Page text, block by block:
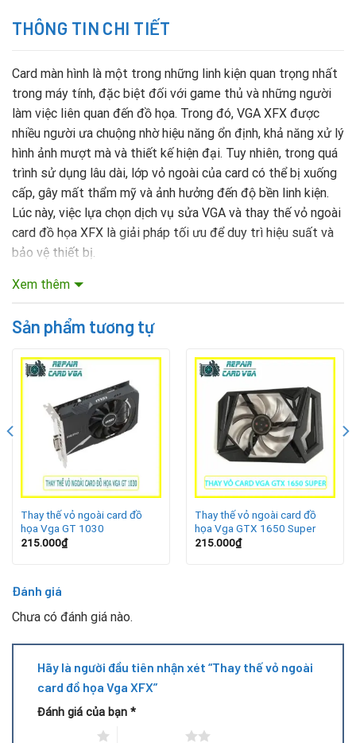
THÔNG TIN CHI TIẾT
Card màn hình là một trong những linh kiện quan trọng nhất
trong máy tính, đặc biệt đối với game thủ và những người
làm việc liên quan đến đồ họa. Trong đó, VGA XFX được
nhiều người ưa chuộng nhờ hiệu năng ổn định, khả năng xử lý
hình ảnh mượt mà và thiết kế hiện đại. Tuy nhiên, trong quá
trình sử dụng lâu dài, lớp vỏ ngoài của card có thể bị xuống
cấp, gây mất thẩm mỹ và ảnh hưởng đến độ bền linh kiện.
Lúc này, việc lựa chọn dịch vụ sửa VGA và thay thế vỏ ngoài
card đồ họa XFX là giải pháp tối ưu để duy trì hiệu suất và
bảo vệ thiết bị.
Card màn hình XFX được nhiều người dùng lựa chọn nhờ hiệu
năng mạnh mẽ và thiết kế hiện đại. Tuy nhiên, trong quá
trình sử dụng, vỏ ngoài của card VGA XFX có thể bị nứt gãy,
trầy xước hoặc bạc màu do tác động từ môi trường, nhiệt
độ và va chạm. Tình trạng này không chỉ làm giảm tính
thẩm mỹ mà còn có thể ảnh hưởng đến khả năng bảo vệ linh
kiện bên trong.
Giải pháp hiệu quả là thay thế vỏ ngoài card màn hình XFX
bằng dịch vụ sửa VGA chuyên nghiệp, giúp thiết bị lấy lại vẻ
ngoài mới mẻ, đồng thời duy trì hiệu suất hoạt động ổn
Xem thêm
Sản phẩm tương tự
Thay thế vỏ ngoài card đồ
họa Vga GT 1030
215.000₫
Thay thế vỏ ngoài card đồ
họa Vga GTX 1650 Super
215.000₫
Đánh giá
Chưa có đánh giá nào.
Hãy là người đầu tiên nhận xét “Thay thế vỏ ngoài
card đồ họa Vga XFX”
Đánh giá của bạn *